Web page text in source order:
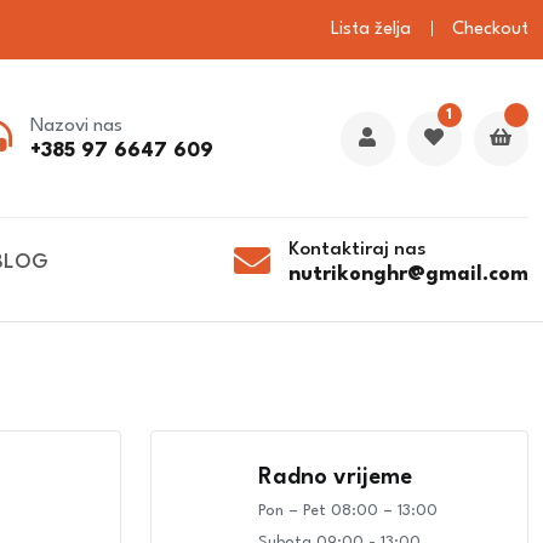
Lista želja Checkout
Nazovi nas
+385 97 6647 609
1
Kontaktiraj nas
nutrikonghr@gmail.com
Radno vrijeme
Pon – Pet 08:00 – 13:00